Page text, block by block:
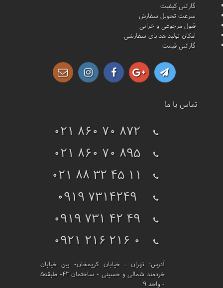
گارانتی کیفیت
سرعت تحویل سفارش
قبول مرجوعی و خرابی
امکان تولید هدایای سفارشی
گارانتی قیمت
تماس با ما
021 860 70 872
021 860 70 895
021 88 32 45 11
0919 7314249
0919 731 42 49
0921 216 216 0
آدرس: تهران ـ خیابان کریمخان- بین خیابان
خردمند شمالی و حسینی - ساختمان 43- طبقه5
- واحد 9